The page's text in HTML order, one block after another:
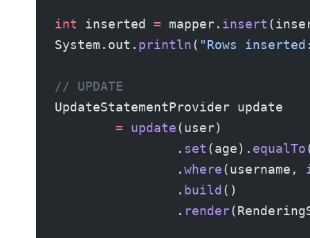
int inserted = mapper. insert
System.out. println( "Rows
// UPDATE
UpdateStatementProvider update
        =
update(user)
                .
set (age). equalTo
                .
where(username,
                .
build()
                .
render